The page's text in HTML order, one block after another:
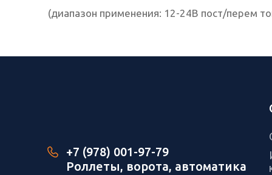
(диапазон применения: 12-24В пост/перем
+7 (978) 001-97-79
Роллеты, ворота, автоматика